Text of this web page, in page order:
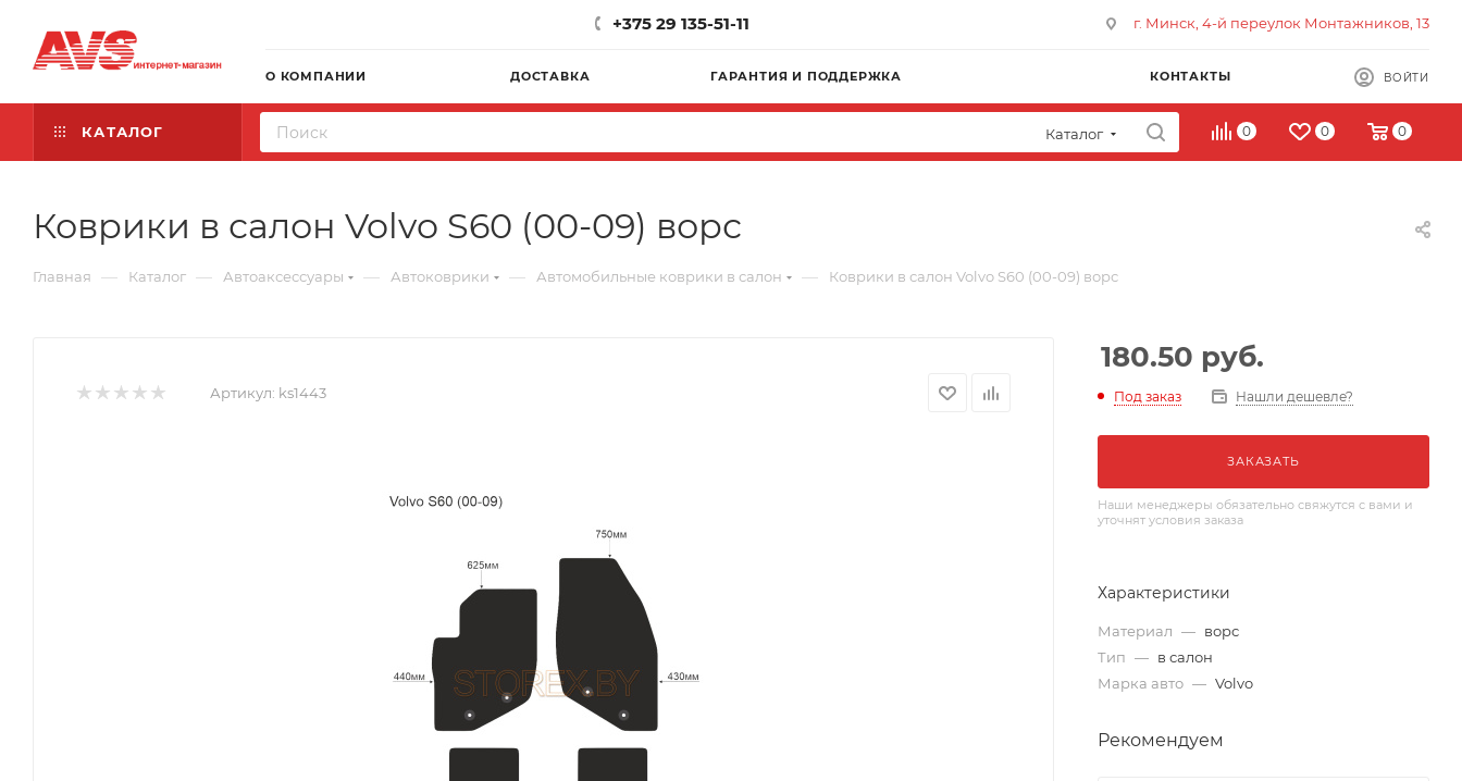
+375 29 135-51-11 г. Минск, 4-й переулок Монтажников, 13
О КОМПАНИИ ДОСТАВКА ГАРАНТИЯ И ПОДДЕРЖКА КОНТАКТЫ ВОЙТИ
КАТАЛОГ Каталог 0 0 0
Коврики в салон Volvo S60 (00-09) ворс
Главная — Каталог — Автоаксессуары — Автоковрики — Автомобильные коврики в салон — Коврики в салон Volvo S60 (00-09) ворс
Артикул: ks1443
180.50 руб.
Под заказ Нашли дешевле?
ЗАКАЗАТЬ
Наши менеджеры обязательно свяжутся с вами и
уточнят условия заказа
Характеристики
Материал — ворс
Тип — в салон
Марка авто — Volvo
Рекомендуем